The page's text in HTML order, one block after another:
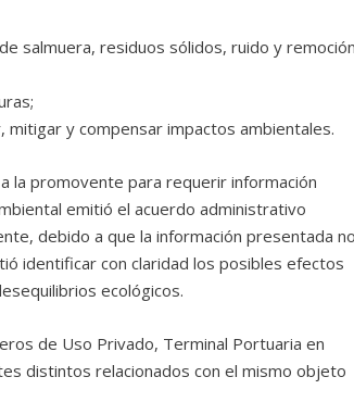
salmuera, residuos sólidos, ruido y
mitigar y compensar impactos ambientales.
la promovente para requerir información
emitió el acuerdo administrativo
debido a que la información presentada
identificar con claridad los posibles efectos
ecológicos.
de Uso Privado, Terminal Portuaria en
distintos relacionados con el mismo objeto